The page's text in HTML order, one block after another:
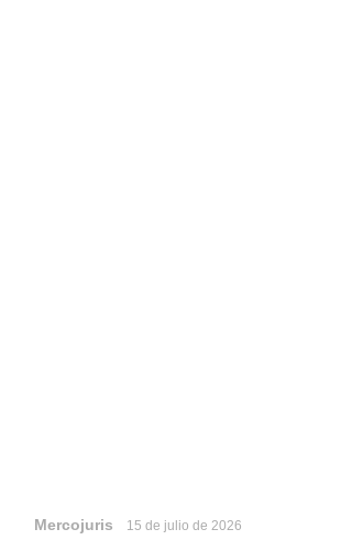
Mercojuris 15 de julio de 2026